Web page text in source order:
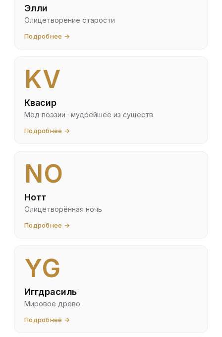
Элли
Олицетворение старости
Подробнее →
KV
Квасир
Мёд поэзии · мудрейшее из существ
Подробнее →
NO
Нотт
Олицетворённая ночь
Подробнее →
YG
Иггдрасиль
Мировое древо
Подробнее →